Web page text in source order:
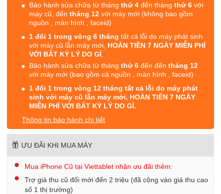
Bảo hành sửa chữa từ thángthứ 4 đến thángthứ 6 với
máy cũ, đếntháng 12 với máy mới (không bao gồm
nguồn , màn hình , faceid)
1 đổi 1 trong vòng 6 tháng tất cả lỗi do máy phát sinh
với máy cũ lẫn máy mới, HOÀN TIỀN 7 NGÀY MIỄN PHÍ
VỚI BẤT KỲ LÝ DO GÌ
Bảo hành sửa chữa từ thángthứ 6 đến đếntháng 12
với máy mới (bao gồm cả nguồn , màn hình , faceid)
1 đổi 1 trong vòng 12 tháng tất cả lỗi do máy phát
sinh với máy cũ lẫn máy mới, HOÀN TIỀN 7 NGÀY
MIỄN PHÍ VỚI BẤT KỲ LÝ DO GÌ.
Thông tin bảo hành chi tiết
ƯU ĐÃI KHI MUA MÁY
Mua iPhone Cũ tại Viettablet nhận ưu đãi thêm:
Trợ giá thu cũ đổi mới đến 2 triệu (đã cộng vào giá thu cao
số 1 thị trường)